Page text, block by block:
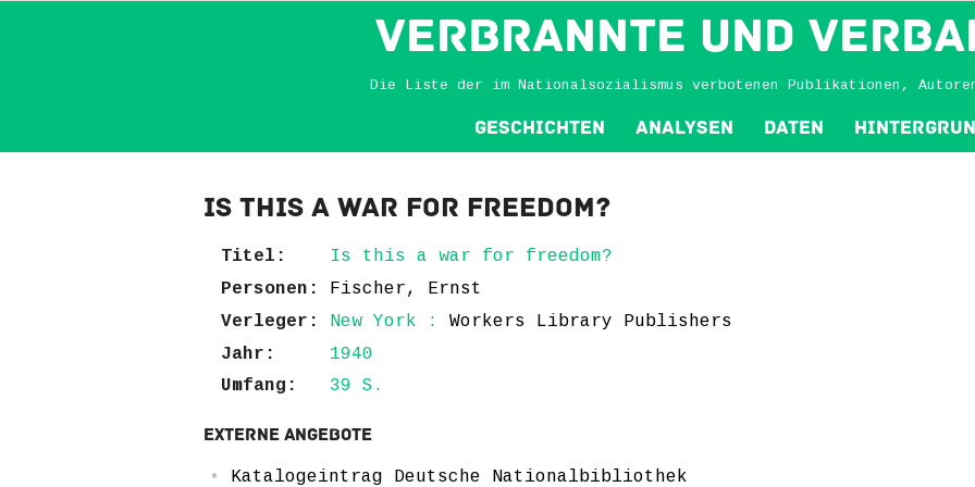
VERBRANNTE und
Die Liste der im Nationalsozialismus verbotenen Publikationen,
Geschichten Analysen Daten
Is this a war for freedom?
Titel:
Is this a war for freedom?
Personen:
Fischer, Ernst
Verleger:
New York : Workers Library Publishers
Jahr:
1940
Umfang:
39 S.
Externe Angebote
Katalogeintrag Deutsche Nationalbibliothek